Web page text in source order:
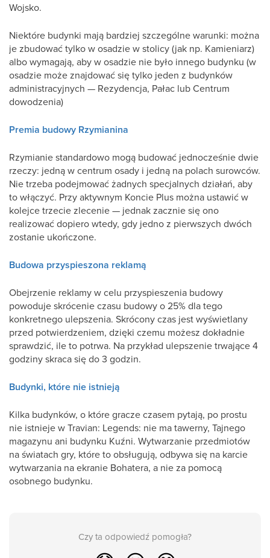
Wojsko.
Niektóre budynki mają bardziej szczególne warunki: można
je zbudować tylko w osadzie w stolicy (jak np. Kamieniarz)
albo wymagają, aby w osadzie nie było innego budynku (w
osadzie może znajdować się tylko jeden z budynków
administracyjnych — Rezydencja, Pałac lub Centrum
dowodzenia)
Premia budowy Rzymianina
Rzymianie standardowo mogą budować jednocześnie dwie
rzeczy: jedną w centrum osady i jedną na polach surowców.
Nie trzeba podejmować żadnych specjalnych działań, aby
to włączyć. Przy aktywnym Koncie Plus można ustawić w
kolejce trzecie zlecenie — jednak zacznie się ono
realizować dopiero wtedy, gdy jedno z pierwszych dwóch
zostanie ukończone.
Budowa przyspieszona reklamą
Obejrzenie reklamy w celu przyspieszenia budowy
powoduje skrócenie czasu budowy o 25% dla tego
konkretnego ulepszenia. Skrócony czas jest wyświetlany
przed potwierdzeniem, dzięki czemu możesz dokładnie
sprawdzić, ile to potrwa. Na przykład ulepszenie trwające 4
godziny skraca się do 3 godzin.
Budynki, które nie istnieją
Kilka budynków, o które gracze czasem pytają, po prostu
nie istnieje w Travian: Legends: nie ma tawerny, Tajnego
magazynu ani budynku Kuźni. Wytwarzanie przedmiotów
na światach gry, które to obsługują, odbywa się na karcie
wytwarzania na ekranie Bohatera, a nie za pomocą
osobnego budynku.
Czy ta odpowiedź pomogła?